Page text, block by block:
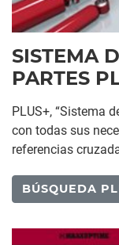
SISTEMA
PARTES
PLUS+, “Sistema
con todas sus
referencias
BÚSQUEDA